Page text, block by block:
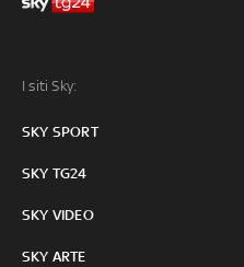
I siti Sky:
SKY SPORT
SKY TG24
SKY VIDEO
SKY ARTE